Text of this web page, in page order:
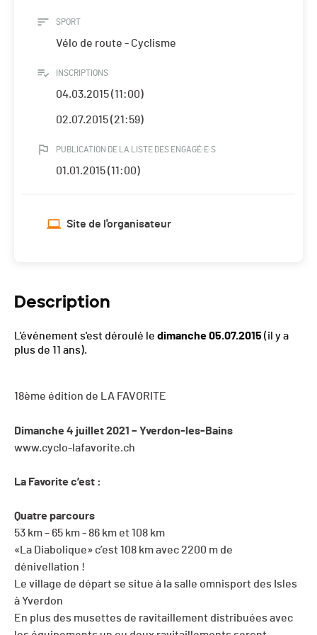
SPORT
Vélo de route - Cyclisme
INSCRIPTIONS
04.03.2015 (11:00)
02.07.2015 (21:59)
PUBLICATION DE LA LISTE DES ENGAGÉ·E·S
01.01.2015 (11:00)
Site de l'organisateur
Description
L'événement s'est déroulé le dimanche 05.07.2015 (il y a
plus de 11 ans).
18ème édition de LA FAVORITE
Dimanche 4 juillet 2021 – Yverdon-les-Bains
www.cyclo-lafavorite.ch
La Favorite c’est :
Quatre parcours
53 km – 65 km - 86 km et 108 km
«La Diabolique» c’est108 km avec 2200 m de
dénivellation !
Le village de départ se situe à la salle omnisport des Isles
à Yverdon
En plus des musettes de ravitaillement distribuées avec